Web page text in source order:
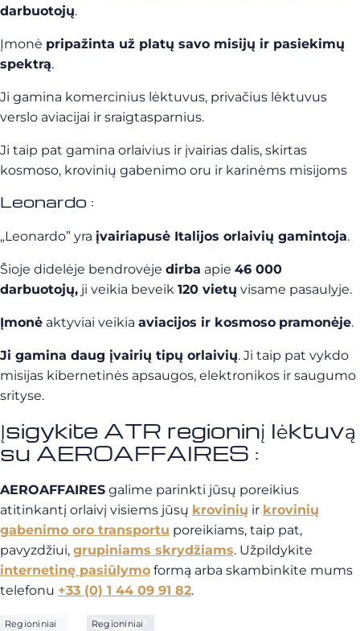
darbuotojų.
Įmonė pripažinta už platų savo misijų ir pasiekimų
spektrą.
Ji gamina komercinius lėktuvus, privačius lėktuvus
verslo aviacijai ir sraigtasparnius.
Ji taip pat gamina orlaivius ir įvairias dalis, skirtas
kosmoso, krovinių gabenimo oru ir karinėms misijoms
Leonardo :
„Leonardo” yra įvairiapusė Italijos orlaivių gamintoja.
Šioje didelėje bendrovėje dirba apie 46 000
darbuotojų, ji veikia beveik 120 vietų visame pasaulyje.
Įmonė aktyviai veikia aviacijos ir kosmoso pramonėje.
Ji gamina daug įvairių tipų orlaivių. Ji taip pat vykdo
misijas kibernetinės apsaugos, elektronikos ir saugumo
srityse.
Įsigykite ATR regioninį lėktuvą
su AEROAFFAIRES :
AEROAFFAIRES galime parinkti jūsų poreikius
atitinkantį orlaivį visiems jūsų krovinių ir krovinių
gabenimo oro transportu poreikiams, taip pat,
pavyzdžiui, grupiniams skrydžiams. Užpildykite
internetinę pasiūlymo formą arba skambinkite mums
telefonu +33 (0) 1 44 09 91 82.
Regioniniai
Regioniniai